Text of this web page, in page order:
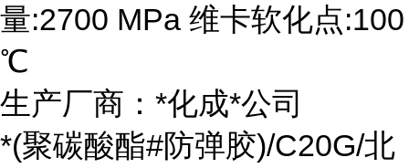
量:2700 MPa 维卡软化点:100
℃
生产厂商：*化成*公司
*(聚碳酸酯#防弹胶)/C20G/北